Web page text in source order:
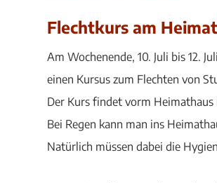
Flechtkurs am
Am Wochenende, 10. Juli bis 12.
einen Kursus zum Flechten von
Der Kurs findet vorm
Bei Regen kann man ins
Natürlich müssen dabei die